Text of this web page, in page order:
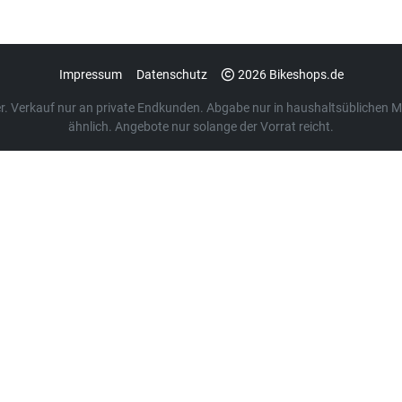
Impressum Datenschutz 2026 Bikeshops.de
Verkauf nur an private Endkunden. Abgabe nur in haushaltsüblichen
ähnlich. Angebote nur solange der Vorrat reicht.